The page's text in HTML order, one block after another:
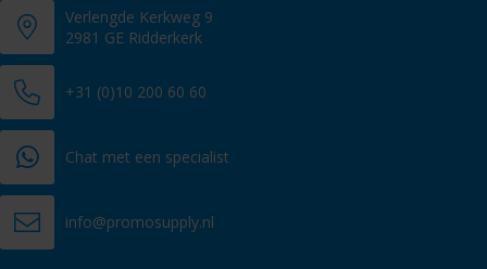
Verlengde Kerkweg 9
2981 GE Ridderkerk
+31 (0)10 200 60 60
Chat met een specialist
info@promosupply.nl